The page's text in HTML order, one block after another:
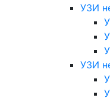
УЗИ
УЗИ